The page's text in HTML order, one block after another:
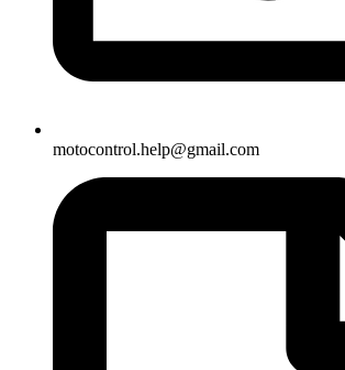
motocontrol.help@gmail.com